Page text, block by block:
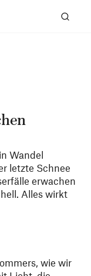
Wandel
letzte Schnee
erwachen
Alles wirkt
wie wir